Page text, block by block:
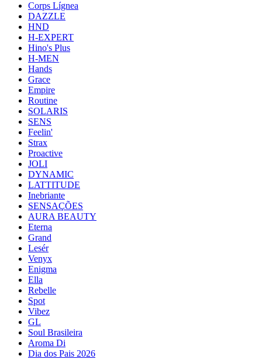
Corps Lígnea
DAZZLE
HND
H-EXPERT
Hino's Plus
H-MEN
Hands
Grace
Empire
Routine
SOLARIS
SENS
Feelin'
Strax
Proactive
JOLI
DYNAMIC
LATTITUDE
Inebriante
SENSAÇÕES
AURA BEAUTY
Eterna
Grand
Lesér
Venyx
Enigma
Ella
Rebelle
Spot
Vibez
GL
Soul Brasileira
Aroma Di
Dia dos Pais 2026